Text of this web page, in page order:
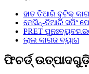
ହାତ ତିଆରି ବୁଟିକ୍
ମେସିନ୍-ତିଆରି ସପିଂ
PRET
ଲାଲ କାଗଜ ବ୍ୟାଗ
ଫିଚର୍ଡ୍